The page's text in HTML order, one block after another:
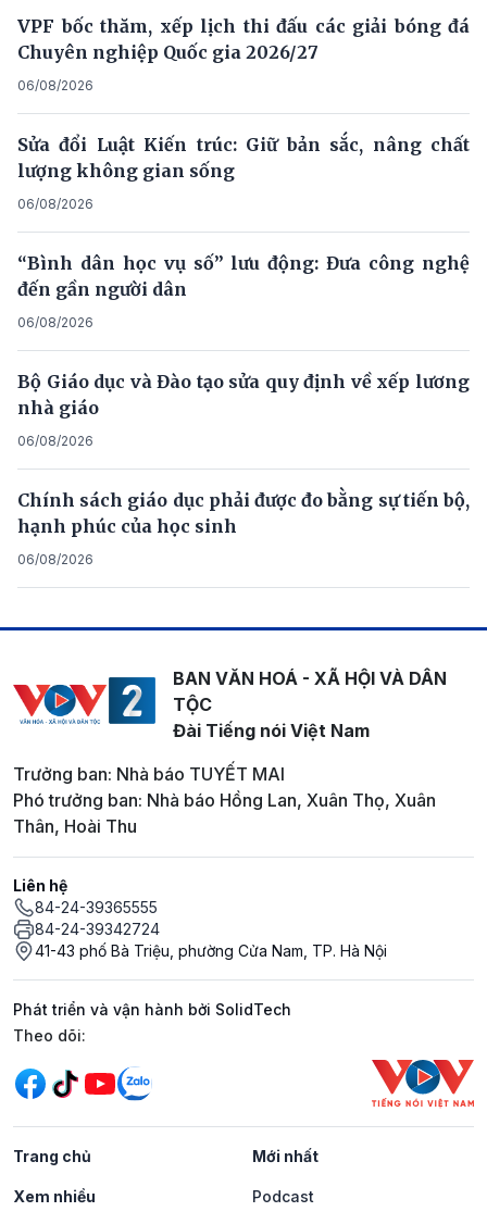
VPF bốc thăm, xếp lịch thi đấu các giải bóng đá
Chuyên nghiệp Quốc gia 2026/27
06/08/2026
Sửa đổi Luật Kiến trúc: Giữ bản sắc, nâng chất
lượng không gian sống
06/08/2026
“Bình dân học vụ số” lưu động: Đưa công nghệ
đến gần người dân
06/08/2026
Bộ Giáo dục và Đào tạo sửa quy định về xếp lương
nhà giáo
06/08/2026
Chính sách giáo dục phải được đo bằng sự tiến bộ,
hạnh phúc của học sinh
06/08/2026
BAN VĂN HOÁ - XÃ HỘI VÀ DÂN
TỘC
Đài Tiếng nói Việt Nam
Trưởng ban: Nhà báo TUYẾT MAI
Phó trưởng ban: Nhà báo Hồng Lan, Xuân Thọ, Xuân
Thân, Hoài Thu
Liên hệ
84-24-39365555
84-24-39342724
41-43 phố Bà Triệu, phường Cửa Nam, TP. Hà Nội
Phát triển và vận hành bởi SolidTech
Mạng xã hội
Theo dõi:
Trang chủ Mới nhất
Xem nhiều Podcast